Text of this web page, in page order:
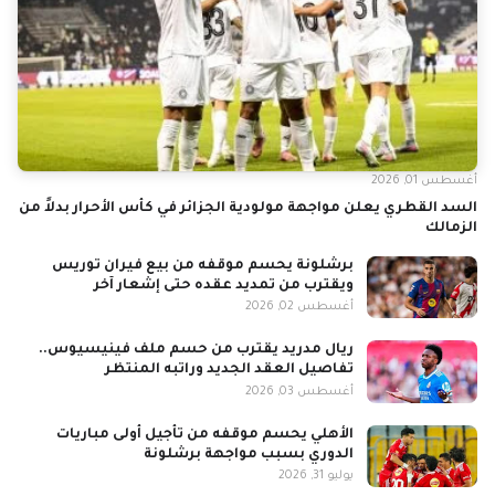
السد القطري يعلن مواجهة مولودية الجزائر في كأس الأحرار بدلاً من
الزمالك
أغسطس 01, 2026
برشلونة يحسم موقفه من بيع فيران توريس
ويقترب من تمديد عقده حتى إشعار آخر
أغسطس 02, 2026
ريال مدريد يقترب من حسم ملف فينيسيوس..
تفاصيل العقد الجديد وراتبه المنتظر
أغسطس 03, 2026
الأهلي يحسم موقفه من تأجيل أولى مباريات
الدوري بسبب مواجهة برشلونة
يوليو 31, 2026